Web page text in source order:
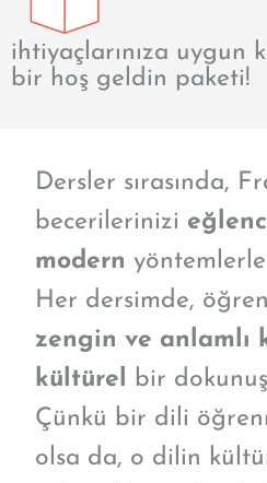
ihtiyaçlarınıza uygun
bir hoş geldin paketi!
Dersler sırasında,
becerilerinizi
modern
Her dersimde,
zengin ve anlamlı
kültürel
bir
Çünkü bir dili
olsa da, o dilin